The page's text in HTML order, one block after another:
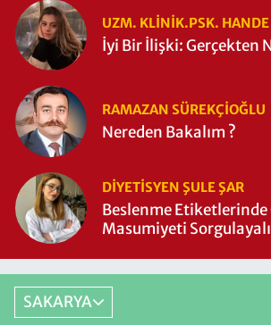
UZM. KLINIK.PSK.
İyi Bir İlişki: Gerçekten
RAMAZAN SÜREKÇIOĞLU
Nereden Bakalım ?
DIYETISYEN ŞULE ŞAR
Beslenme
Masumiyeti
SAKARYA